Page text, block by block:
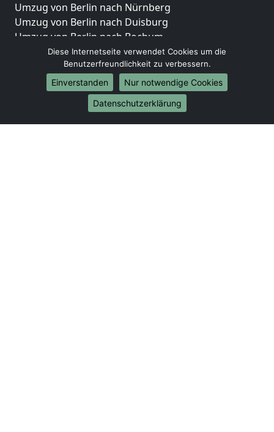
Umzug von Berlin nach Nürnberg
Umzug von Berlin nach Duisburg
Umzug von Berlin nach Bochum
Umzug von Berlin nach Wuppertal
Umzug von Berlin nach Bielefeld
Umzug von Berlin nach Bonn
Umzug von Berlin nach Münster
Diese Internetseite verwendet Cookies um die
Benutzerfreundlichkeit zu verbessern.
Einverstanden
Nur notwendige Cookies
Datenschutzerklärung